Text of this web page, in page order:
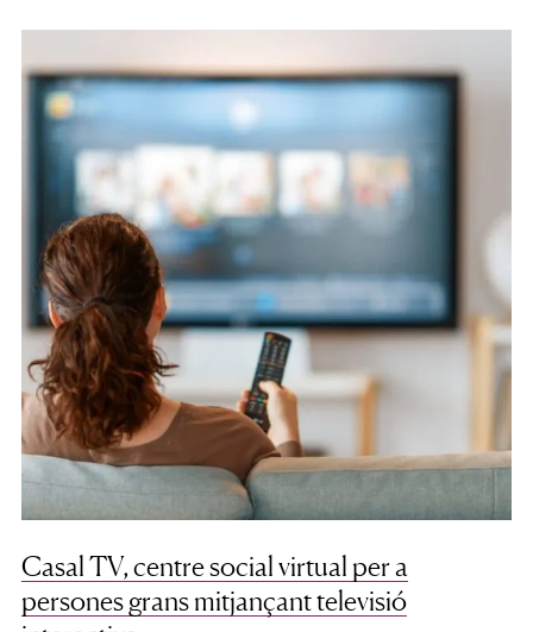
Casal TV, centre social virtual per a
persones grans mitjançant televisió